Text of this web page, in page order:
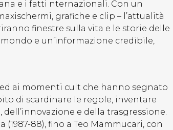
e i fatti nternazionali. Con un
grafiche e clip – l’attualità
finestre sulla vita e le storie delle
e un’informazione credibile,
ai momenti cult che hanno segnato
di scardinare le regole, inventare
e della trasgressione.
88), fino a Teo Mammucari, con